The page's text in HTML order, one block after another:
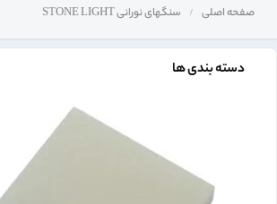
صفحه اصلی سنگهای نورانی STONE LIGHT
دسته بندی ها